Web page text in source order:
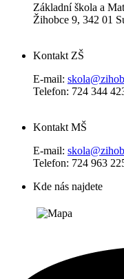
Základní škola a
Žihobce 9, 342 01
Kontakt ZŠ
E-mail:
Telefon: 724 344
Kontakt MŠ
E-mail:
Telefon: 724 963
Kde nás najdete